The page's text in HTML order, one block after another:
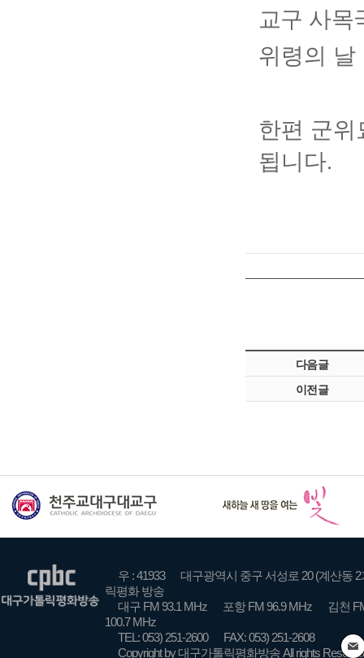
교구 사목
위령의 날
한편 군
됩니다.
다음글
이전글
우 : 41933
대구광역시 중구 서성로 20 (계산동 2
릭평화 방송
대구 FM 93.1 MHz
포항 FM 96.9 MHz
김천
100.7 MHz
TEL: 053) 251-2600
FAX: 053) 251-2608
Copyright by 대구가톨릭평화방송 All rights